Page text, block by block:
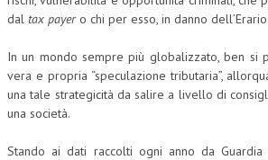
dal tax payero chi per esso, in danno dell’Erario.
In un mondo sempre più globalizzato, ben si
vera e propria “speculazione tributaria”,
una tale strategicità da salire a livello di
una società.
Stando ai dati raccolti ogni anno da